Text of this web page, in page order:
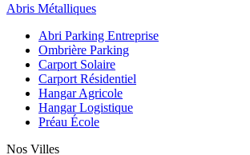
Abris Métalliques
Abri Parking Entreprise
Ombrière Parking
Carport Solaire
Carport Résidentiel
Hangar Agricole
Hangar Logistique
Préau École
Nos Villes